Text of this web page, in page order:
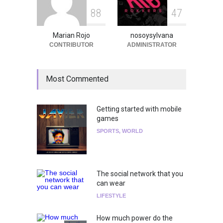
88
Marian Rojo
CONTRIBUTOR
47
nosoysylvana
ADMINISTRATOR
Most Commented
Getting started with mobile
games
SPORTS, WORLD
The social network that you
can wear
LIFESTYLE
How much power do the